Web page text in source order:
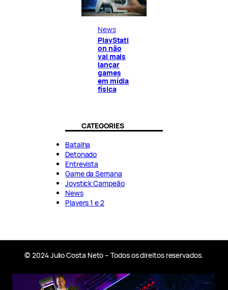
News
PlayStati
on não
vai mais
lançar
games
em mídia
física
CATEGORIES
Batalha
Detonado
Entrevista
Game da Semana
Joystick Campeão
News
Players 1 e 2
© 2024 Julio Costa Neto – Todos os direitos reservados.